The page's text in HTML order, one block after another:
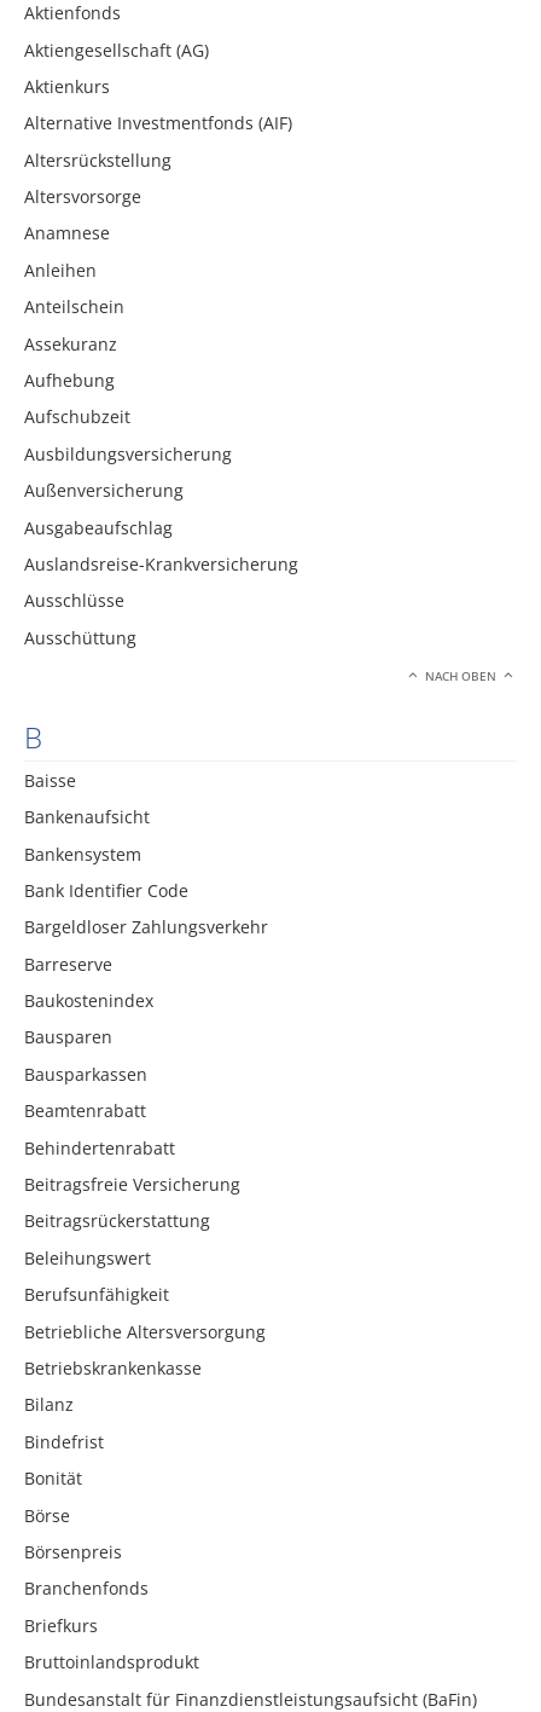
Aktienfonds
Aktiengesellschaft (AG)
Aktienkurs
Alternative Investmentfonds (AIF)
Altersrückstellung
Altersvorsorge
Anamnese
Anleihen
Anteilschein
Assekuranz
Aufhebung
Aufschubzeit
Ausbildungsversicherung
Außenversicherung
Ausgabeaufschlag
Auslandsreise-Krankversicherung
Ausschlüsse
Ausschüttung
NACH OBEN
B
Baisse
Bankenaufsicht
Bankensystem
Bank Identifier Code
Bargeldloser Zahlungsverkehr
Barreserve
Baukostenindex
Bausparen
Bausparkassen
Beamtenrabatt
Behindertenrabatt
Beitragsfreie Versicherung
Beitragsrückerstattung
Beleihungswert
Berufsunfähigkeit
Betriebliche Altersversorgung
Betriebskrankenkasse
Bilanz
Bindefrist
Bonität
Börse
Börsenpreis
Branchenfonds
Briefkurs
Bruttoinlandsprodukt
Bundesanstalt für Finanzdienstleistungsaufsicht (BaFin)